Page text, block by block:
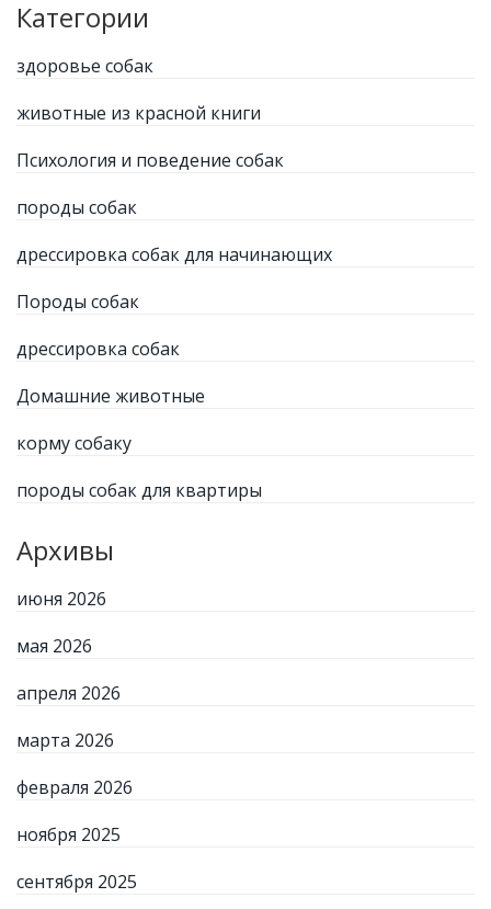
Категории
здоровье собак
животные из красной книги
Психология и поведение собак
породы собак
дрессировка собак для начинающих
Породы собак
дрессировка собак
Домашние животные
корму собаку
породы собак для квартиры
Архивы
июня 2026
мая 2026
апреля 2026
марта 2026
февраля 2026
ноября 2025
сентября 2025